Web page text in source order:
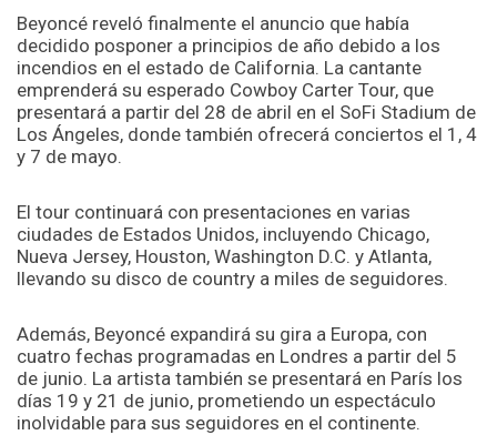
Beyoncé reveló finalmente el anuncio que había
decidido posponer a principios de año debido a los
incendios en el estado de California. La cantante
emprenderá su esperado Cowboy Carter Tour, que
presentará a partir del 28 de abril en el SoFi Stadium de
Los Ángeles, donde también ofrecerá conciertos el 1, 4
y 7 de mayo.
El tour continuará con presentaciones en varias
ciudades de Estados Unidos, incluyendo Chicago,
Nueva Jersey, Houston, Washington D.C. y Atlanta,
llevando su disco de country a miles de seguidores.
Además, Beyoncé expandirá su gira a Europa, con
cuatro fechas programadas en Londres a partir del 5
de junio. La artista también se presentará en París los
días 19 y 21 de junio, prometiendo un espectáculo
inolvidable para sus seguidores en el continente.